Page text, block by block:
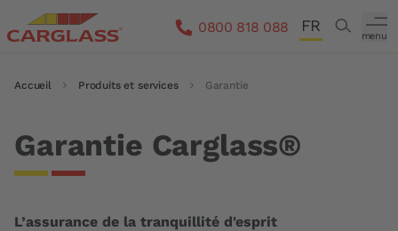
Aller au contenu principal
0800 818 088
FR Search
menu
Fil d'Ariane
Accueil Produits et services Garantie
Garantie Carglass®
L’assurance de la tranquillité d'esprit